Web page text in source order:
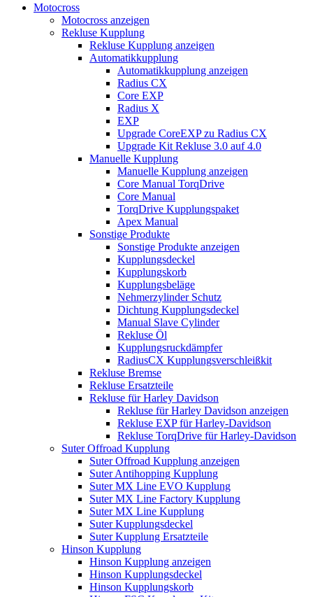
Motocross
Motocross anzeigen
Rekluse Kupplung
Rekluse Kupplung anzeigen
Automatikkupplung
Automatikkupplung anzeigen
Radius CX
Core EXP
Radius X
EXP
Upgrade CoreEXP zu Radius CX
Upgrade Kit Rekluse 3.0 auf 4.0
Manuelle Kupplung
Manuelle Kupplung anzeigen
Core Manual TorqDrive
Core Manual
TorqDrive Kupplungspaket
Apex Manual
Sonstige Produkte
Sonstige Produkte anzeigen
Kupplungsdeckel
Kupplungskorb
Kupplungsbeläge
Nehmerzylinder Schutz
Dichtung Kupplungsdeckel
Manual Slave Cylinder
Rekluse Öl
Kupplungsruckdämpfer
RadiusCX Kupplungsverschleißkit
Rekluse Bremse
Rekluse Ersatzteile
Rekluse für Harley Davidson
Rekluse für Harley Davidson anzeigen
Rekluse EXP für Harley-Davidson
Rekluse TorqDrive für Harley-Davidson
Suter Offroad Kupplung
Suter Offroad Kupplung anzeigen
Suter Antihopping Kupplung
Suter MX Line EVO Kupplung
Suter MX Line Factory Kupplung
Suter MX Line Kupplung
Suter Kupplungsdeckel
Suter Kupplung Ersatzteile
Hinson Kupplung
Hinson Kupplung anzeigen
Hinson Kupplungsdeckel
Hinson Kupplungskorb